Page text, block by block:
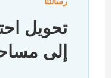
تحويل
إلى